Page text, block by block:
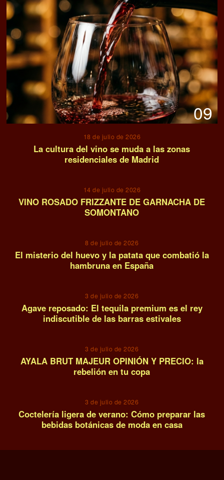
09
18 de julio de 2026
La cultura del vino se muda a las zonas
residenciales de Madrid
14 de julio de 2026
VINO ROSADO FRIZZANTE DE GARNACHA DE
SOMONTANO
8 de julio de 2026
El misterio del huevo y la patata que combatió la
hambruna en España
3 de julio de 2026
Agave reposado: El tequila premium es el rey
indiscutible de las barras estivales
3 de julio de 2026
AYALA BRUT MAJEUR OPINIÓN Y PRECIO: la
rebelión en tu copa
3 de julio de 2026
Coctelería ligera de verano: Cómo preparar las
bebidas botánicas de moda en casa